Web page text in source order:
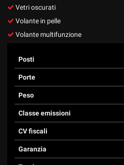
Vetri oscurati
Volante in pelle
Volante multifunzione
Posti
Porte
Peso
Classe emissioni
CV fiscali
Garanzia